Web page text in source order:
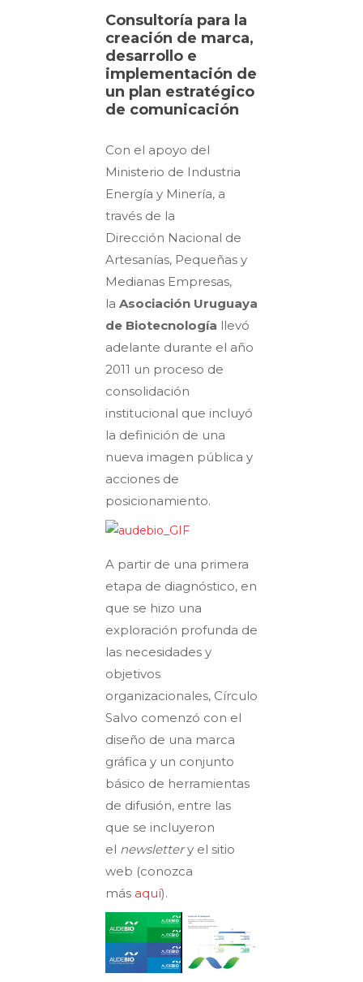
Consultoría para la
creación de marca,
desarrollo e
implementación de
un plan estratégico
de comunicación
Con el apoyo del
Ministerio de Industria
Energía y Minería, a
través de la
Dirección Nacional de
Artesanías, Pequeñas y
Medianas Empresas,
la Asociación Uruguaya
de Biotecnología llevó
adelante durante el año
2011 un proceso de
consolidación
institucional que incluyó
la definición de una
nueva imagen pública y
acciones de
posicionamiento.
A partir de una primera
etapa de diagnóstico, en
que se hizo una
exploración profunda de
las necesidades y
objetivos
organizacionales, Círculo
Salvo comenzó con el
diseño de una marca
gráfica y un conjunto
básico de herramientas
de difusión, entre las
que se incluyeron
el newslettery el sitio
web (conozca
más aquí).